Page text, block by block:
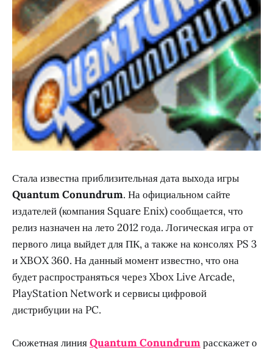
Стала известна приблизительная дата выхода игры
Quantum Conundrum. На официальном сайте
издателей (компания Square Enix) сообщается, что
релиз назначен на лето 2012 года. Логическая игра от
первого лица выйдет для ПК, а также на консолях PS 3
и XBOX 360. На данный момент известно, что она
будет распространяться через Xbox Live Arcade,
PlayStation Network и сервисы цифровой
дистрибуции на PC.
Сюжетная линияQuantum Conundrumрасскажет о